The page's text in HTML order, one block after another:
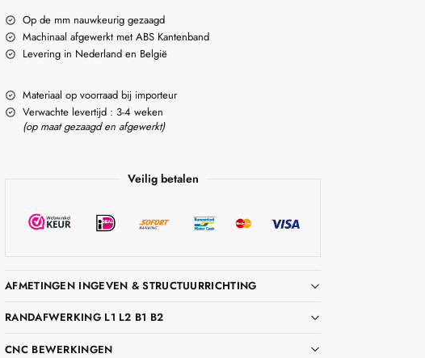
Op de mm nauwkeurig gezaagd
Machinaal afgewerkt met ABS Kantenband
Levering in Nederland en België
Materiaal op voorraad bij importeur
Verwachte levertijd : 3-4 weken
(op maat gezaagd en afgewerkt)
Veilig betalen
AFMETINGEN INGEVEN & STRUCTUURRICHTING
RANDAFWERKING L1 L2 B1 B2
CNC BEWERKINGEN